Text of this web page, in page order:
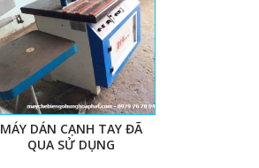
MÁY DÁN CẠNH TAY ĐÃ
QUA SỬ DỤNG